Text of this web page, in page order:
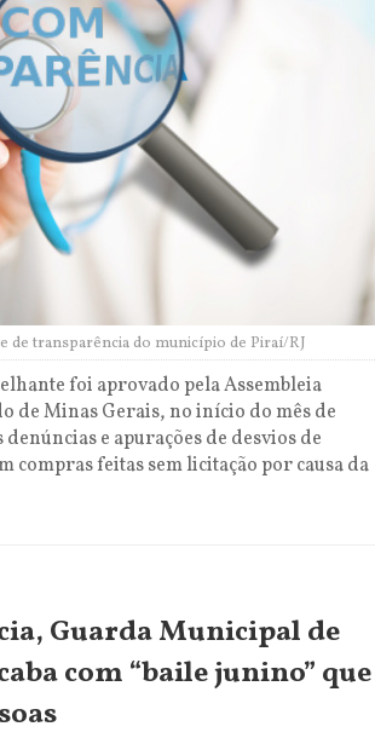
de transparência do município de Piraí/RJ
foi aprovado pela Assembleia
de Minas Gerais, no início do mês de
e apurações de desvios de
compras feitas sem licitação por causa da
Guarda Municipal de
com “baile junino” que